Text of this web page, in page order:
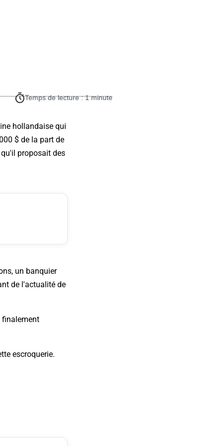
Temps de lecture : 1 minute
hollandaise qui
$ de la part de
proposait des
un banquier
de l'actualité de
finalement
escroquerie.